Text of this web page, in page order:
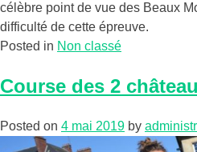
célèbre point de vue des Beaux
difficulté de cette épreuve.
Posted in Non classé
Course des 2
Posted on 4 mai 2019 by